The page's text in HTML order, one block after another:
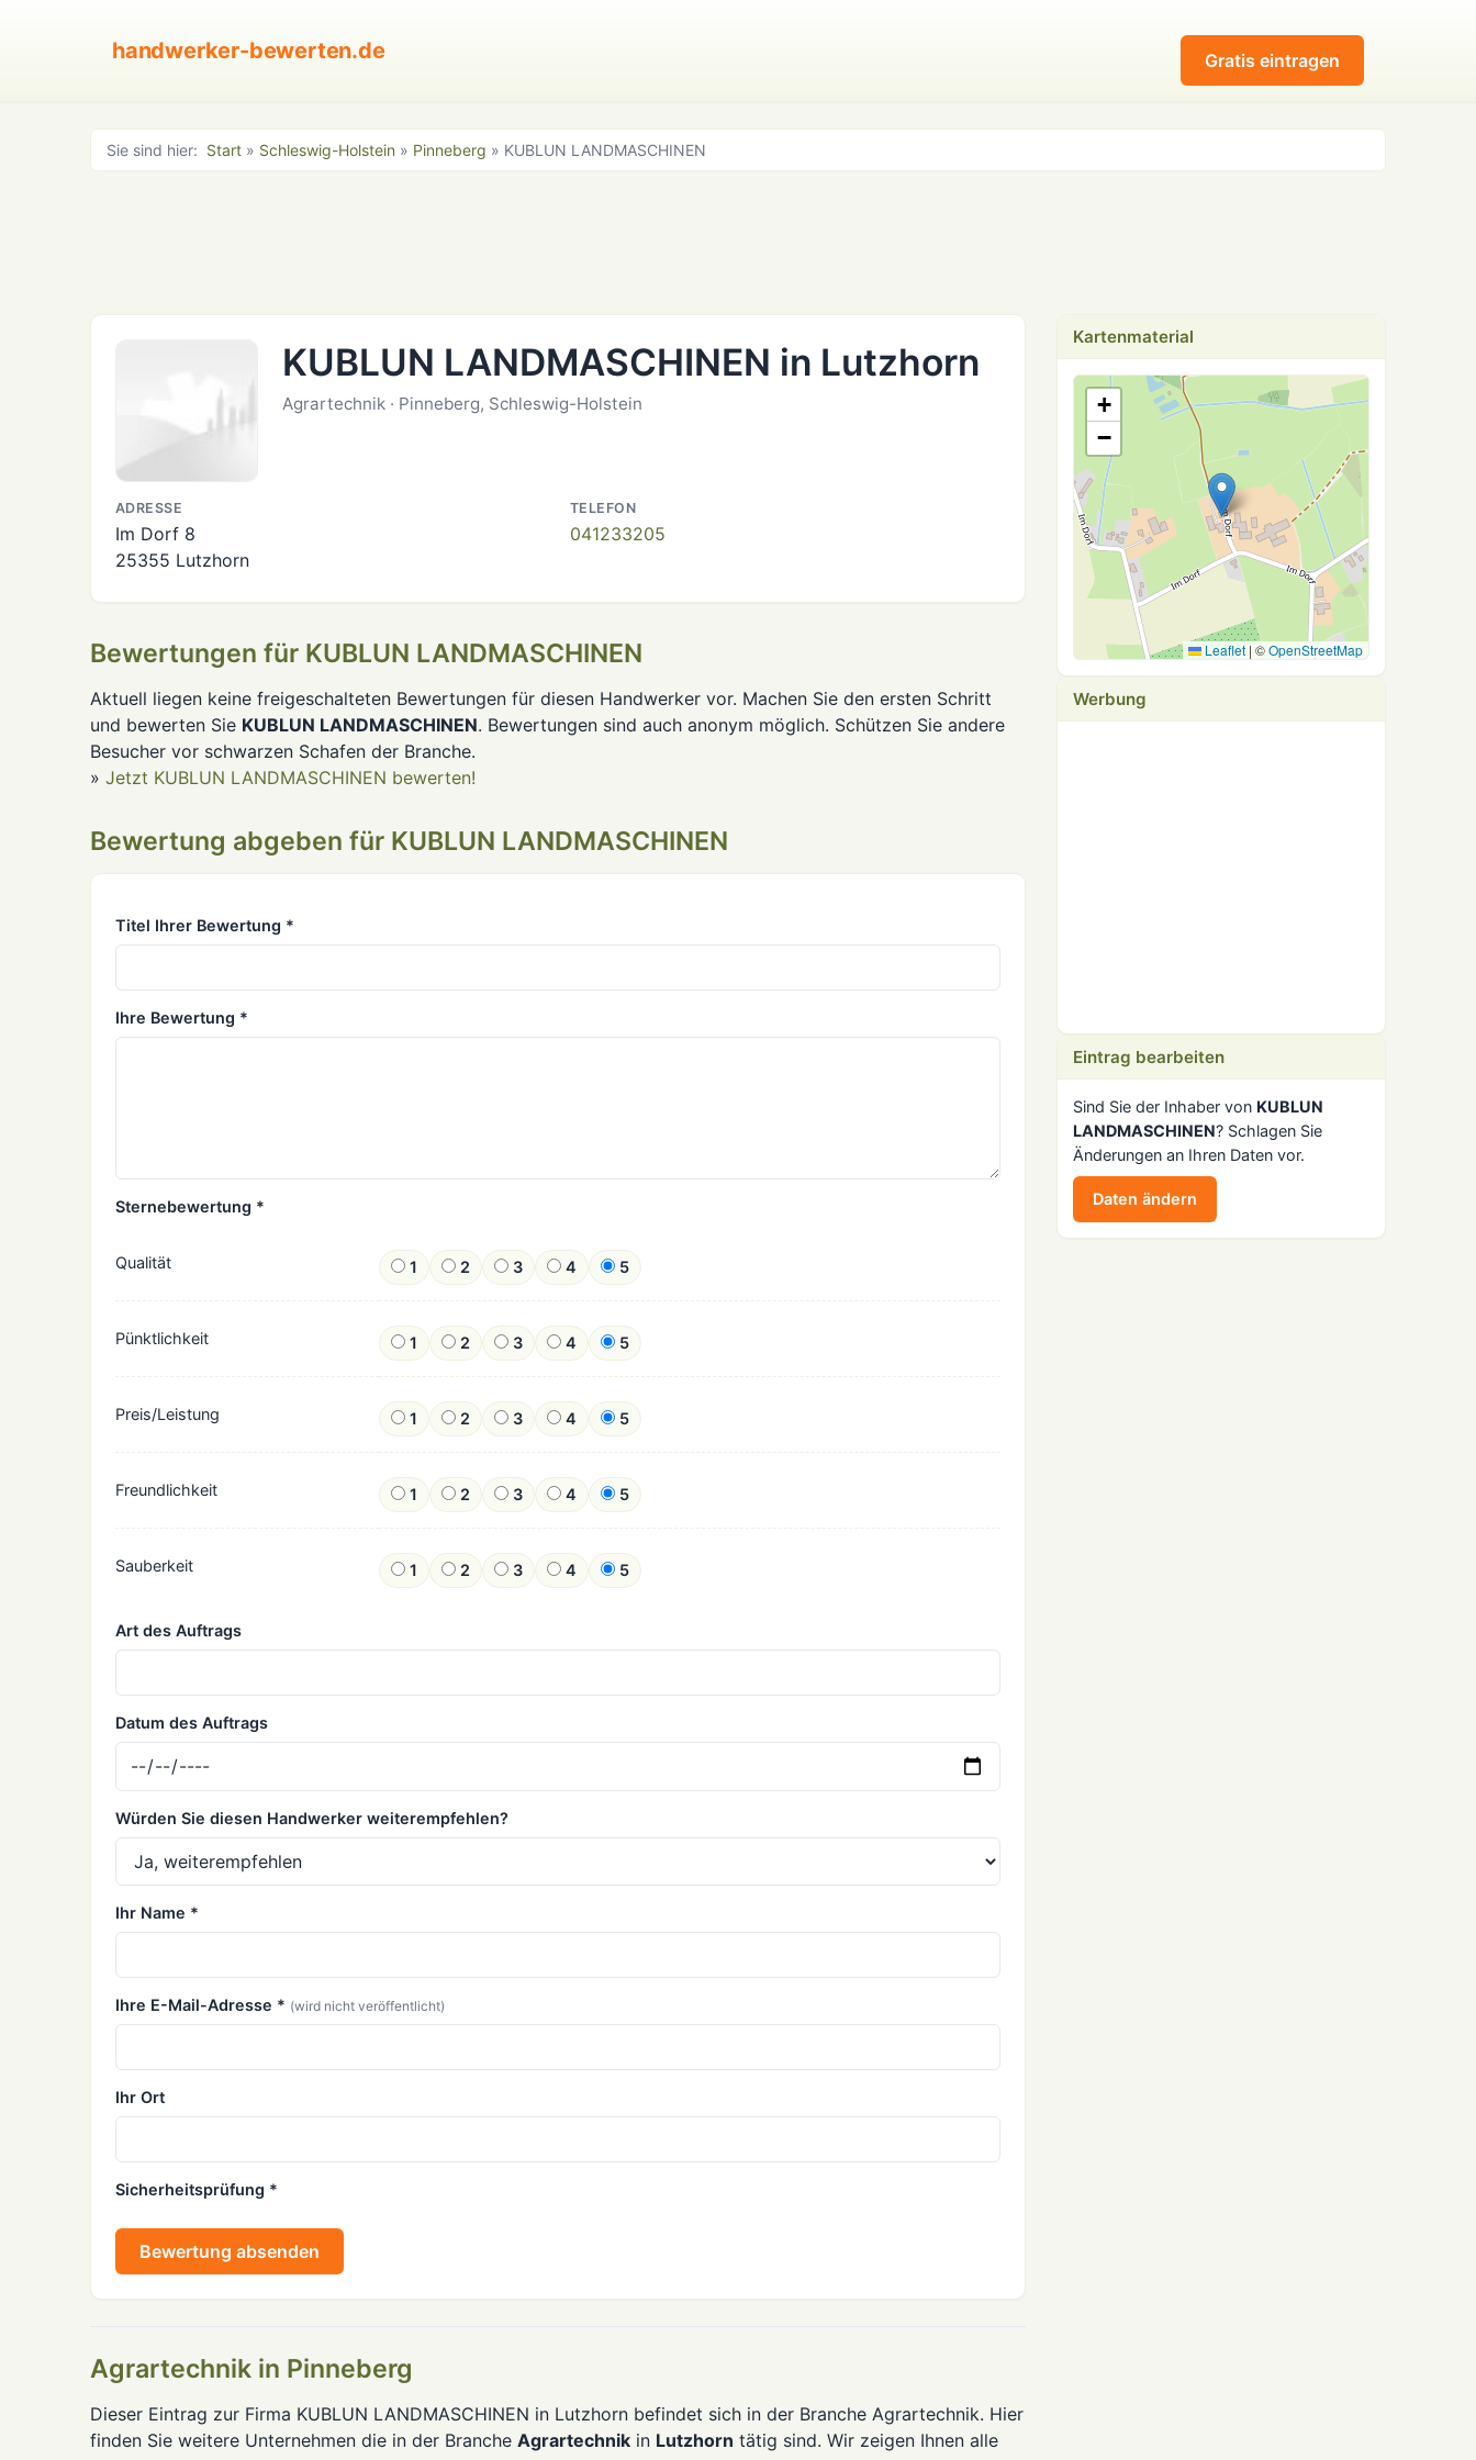
handwerker-bewerten.de Gratis eintragen
Sie sind hier: Start » Schleswig-Holstein » Pinneberg » KUBLUN LANDMASCHINEN
KUBLUN LANDMASCHINEN in Lutzhorn
Agrartechnik · Pinneberg, Schleswig-Holstein
ADRESSE
Im Dorf 8
25355 Lutzhorn
TELEFON
041233205
Bewertungen für KUBLUN LANDMASCHINEN
Aktuell liegen keine freigeschalteten Bewertungen für diesen Handwerker vor. Machen Sie den ersten Schritt
und bewerten Sie KUBLUN LANDMASCHINEN. Bewertungen sind auch anonym möglich. Schützen Sie andere
Besucher vor schwarzen Schafen der Branche.
» Jetzt KUBLUN LANDMASCHINEN bewerten!
Bewertung abgeben für KUBLUN LANDMASCHINEN
Titel Ihrer Bewertung *
Ihre Bewertung *
Sternebewertung *
Qualität 1 2 3 4 5
Pünktlichkeit 1 2 3 4 5
Preis/Leistung 1 2 3 4 5
Freundlichkeit 1 2 3 4 5
Sauberkeit 1 2 3 4 5
Art des Auftrags
Datum des Auftrags
Würden Sie diesen Handwerker weiterempfehlen?
Ihr Name *
Ihre E-Mail-Adresse * (wird nicht veröffentlicht)
Ihr Ort
Sicherheitsprüfung *
Bewertung absenden
Agrartechnik in Pinneberg
Dieser Eintrag zur Firma KUBLUN LANDMASCHINEN in Lutzhorn befindet sich in der Branche Agrartechnik. Hier
finden Sie weitere Unternehmen die in der Branche Agrartechnik in Lutzhorn tätig sind. Wir zeigen Ihnen alle
Kartenmaterial
+
−
Leaflet | ©OpenStreetMap
Werbung
Eintrag bearbeiten
Sind Sie der Inhaber von KUBLUN
LANDMASCHINEN? Schlagen Sie
Änderungen an Ihren Daten vor.
Daten ändern